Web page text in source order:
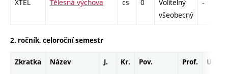
XTEL Tělesná výchova cs 0
Volitelný
všeobecný
-
2. ročník, celoroční semestr
Zkratka Název J. Kr. Pov. Prof. Uk.